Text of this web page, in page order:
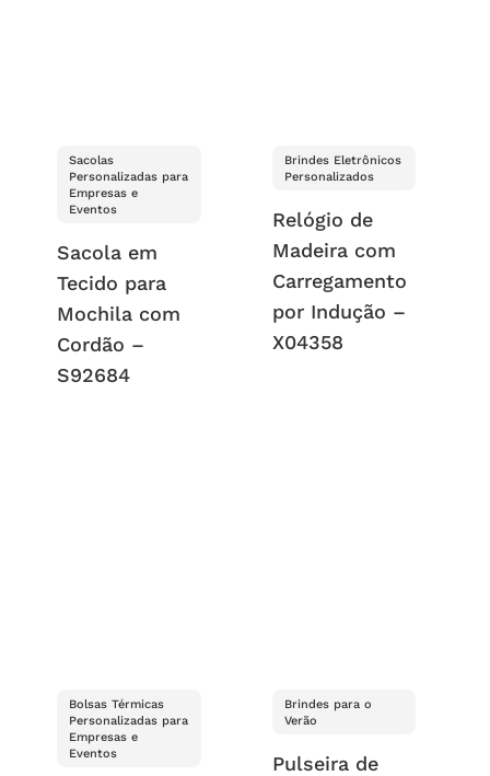
Sacolas
Personalizadas para
Empresas e
Eventos
Sacola em
Tecido para
Mochila com
Cordão –
S92684
Brindes Eletrônicos
Personalizados
Relógio de
Madeira com
Carregamento
por Indução –
X04358
Bolsas Térmicas
Personalizadas para
Empresas e
Eventos
Brindes para o
Verão
Pulseira de